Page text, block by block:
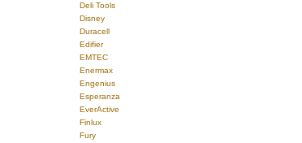
Deli Tools
Disney
Duracell
Edifier
EMTEC
Enermax
Engenius
Esperanza
EverActive
Finlux
Fury